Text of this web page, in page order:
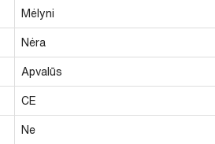
Mėlyni
Nėra
Apvalūs
CE
Ne